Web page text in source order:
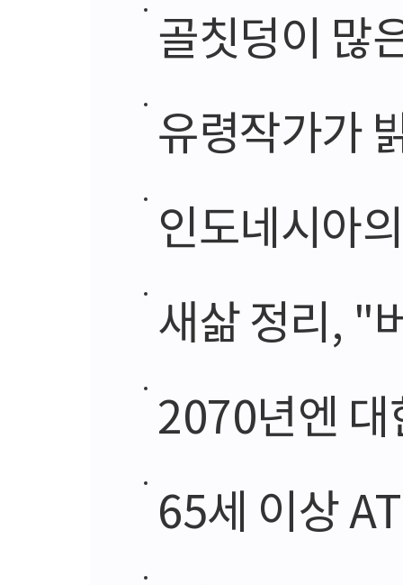
골칫덩이 많
유령작가가
인도네시아
새삶 정리, "
2070년엔
65세 이상